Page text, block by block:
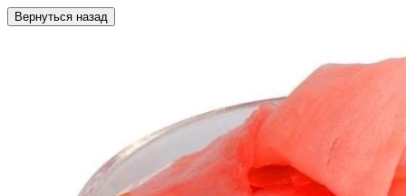
Вернуться назад